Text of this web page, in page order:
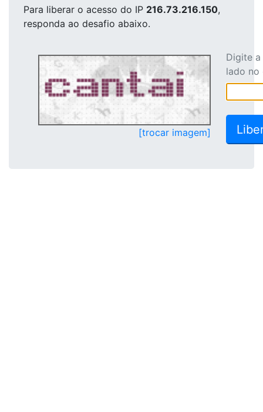
Para liberar o acesso do IP 216.73.216.150,
responda ao desafio abaixo.
[trocar imagem]
Digite
lado no